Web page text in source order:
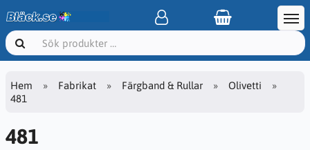
Hem Fabrikat Färgband & Rullar
Olivetti
481
481